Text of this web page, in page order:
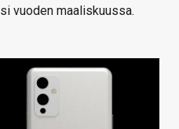
vuoden maaliskuussa.